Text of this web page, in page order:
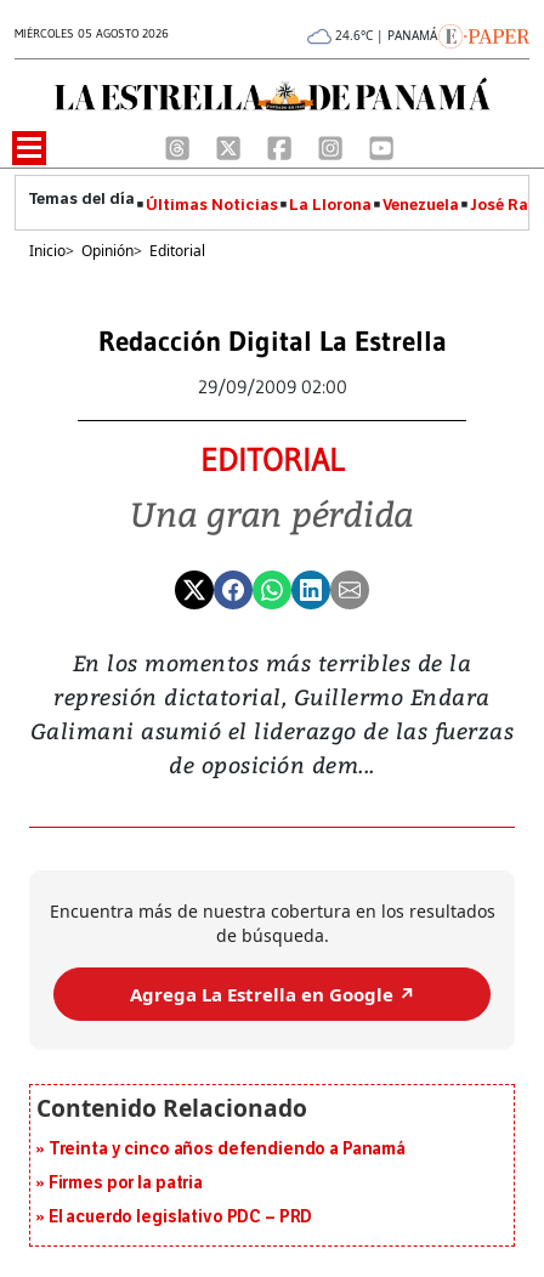
MIÉRCOLES 05 AGOSTO 2026 24.6°C | PANAMÁ
Últimas Noticias La Llorona Venezuela José
Inicio> Opinión> Editorial
Redacción Digital La Estrella
29/09/2009 02:00
EDITORIAL
Una gran pérdida
En los momentos más terribles de la
represión dictatorial, Guillermo Endara
Galimani asumió el liderazgo de las fuerzas
de oposición dem...
Encuentra más de nuestra cobertura en los resultados
de búsqueda.
Agrega La Estrella en Google ↗️
Treinta y cinco años defendiendo a Panamá
Firmes por la patria
El acuerdo legislativo PDC – PRD